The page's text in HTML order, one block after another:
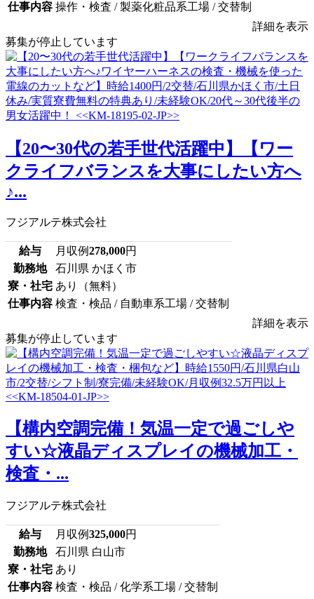
仕事内容 操作・検査 / 製薬化粧品系工場 / 交替制
詳細を表示
募集が停止しています
【20〜30代の若手世代活躍中】【ワー
クライフバランスを大事にしたい方へ
♪...
フジアルテ株式会社
給与 月収例278,000円
勤務地
石川県 かほく市
寮・社宅 あり（無料）
仕事内容 検査・検品 / 自動車系工場 / 交替制
詳細を表示
募集が停止しています
【構内空調完備！気温一定で過ごしや
すい☆液晶ディスプレイの機械加工・
検査・...
フジアルテ株式会社
給与 月収例325,000円
勤務地
石川県 白山市
寮・社宅 あり
仕事内容 検査・検品 / 化学系工場 / 交替制